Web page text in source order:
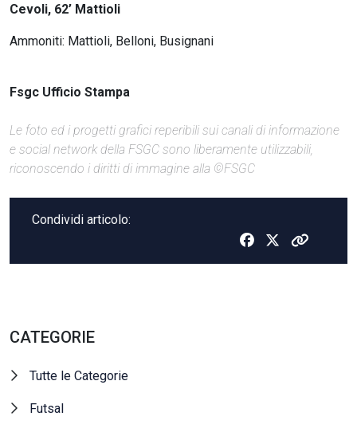
Cevoli, 62’ Mattioli
Ammoniti: Mattioli, Belloni, Busignani
Fsgc Ufficio Stampa
Le foto ed i progetti grafici reperibili sui canali di informazione
e social network della FSGC sono liberamente utilizzabili,
riconoscendo i diritti di immagine alla ©FSGC
Condividi articolo:
CATEGORIE
Tutte le Categorie
Futsal